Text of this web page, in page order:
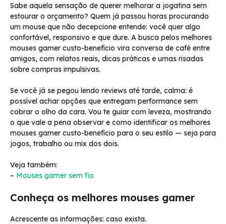
Sabe aquela sensação de querer melhorar a jogatina sem
estourar o orçamento? Quem já passou horas procurando
um mouse que não decepcione entende: você quer algo
confortável, responsivo e que dure. A busca pelos melhores
mouses gamer custo-benefício vira conversa de café entre
amigos, com relatos reais, dicas práticas e umas risadas
sobre compras impulsivas.
Se você já se pegou lendo reviews até tarde, calma: é
possível achar opções que entregam performance sem
cobrar o olho da cara. Vou te guiar com leveza, mostrando
o que vale a pena observar e como identificar os melhores
mouses gamer custo-benefício para o seu estilo — seja para
jogos, trabalho ou mix dos dois.
Veja também:
– Mouses gamer sem fio
Conheça os melhores mouses gamer
Acrescente as informações: caso exista.